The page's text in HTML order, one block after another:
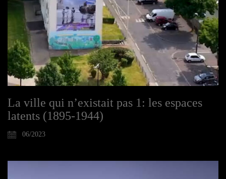
La ville qui n’existait pas 1: les espaces
latents (1895-1944)
06/2023